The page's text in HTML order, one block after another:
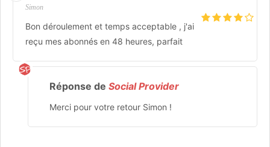
Simon
Bon déroulement et temps acceptable , j'ai
reçu mes abonnés en 48 heures, parfait
Réponse de Social Provider
Merci pour votre retour Simon !